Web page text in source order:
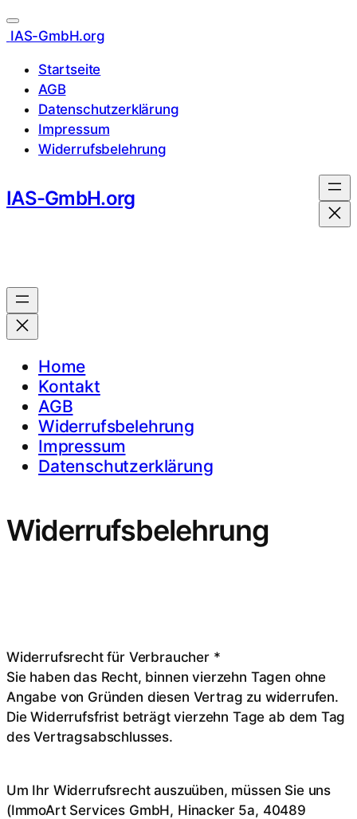
IAS-GmbH.org
Startseite
AGB
Datenschutzerklärung
Impressum
Widerrufsbelehrung
Inhalt
IAS-GmbH.org
Home
Kontakt
AGB
Widerrufsbelehrung
Impressum
Datenschutzerklärung
Widerrufsbelehrung
Widerrufsrecht für Verbraucher *
Sie haben das Recht, binnen vierzehn Tagen ohne
Angabe von Gründen diesen Vertrag zu widerrufen.
Die Widerrufsfrist beträgt vierzehn Tage ab dem Tag
des Vertragsabschlusses.
Um Ihr Widerrufsrecht auszuüben, müssen Sie uns
(ImmoArt Services GmbH, Hinacker 5a, 40489